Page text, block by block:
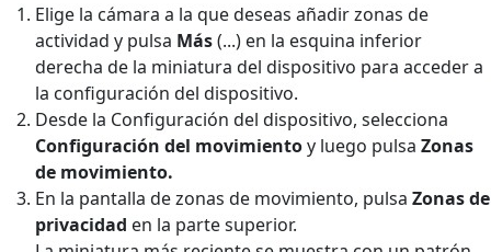
Elige la cámara a la que deseas añadir zonas de
actividad y pulsa Más(...) en la esquina inferior
derecha de la miniatura del dispositivo para acceder a
la configuración del dispositivo.
Desde la Configuración del dispositivo, selecciona
Configuración del movimientoy luego pulsa Zonas
de movimiento.
En la pantalla de zonas de movimiento, pulsa Zonas de
privacidad en la parte superior.